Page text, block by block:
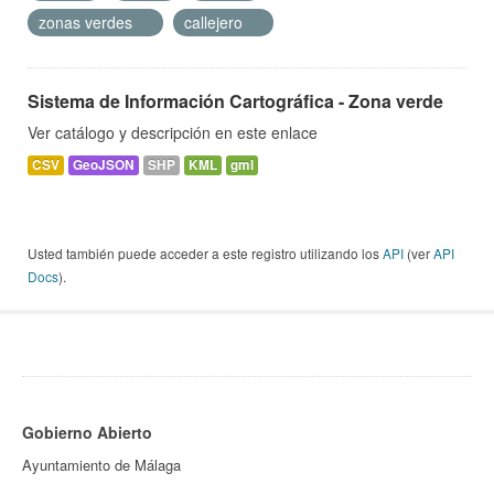
zonas verdes
callejero
Sistema de Información Cartográfica - Zona verde
Ver catálogo y descripción en este enlace
CSV GeoJSON SHP KML gml
Usted también puede acceder a este registro utilizando losAPI (verAPI
Docs).
Gobierno Abierto
Ayuntamiento de Málaga